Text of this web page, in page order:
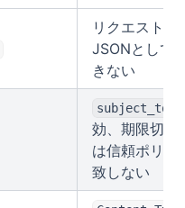
リクエストボ
JSONとして
きない
効、期限切れ
は信頼ポリシ
致しない